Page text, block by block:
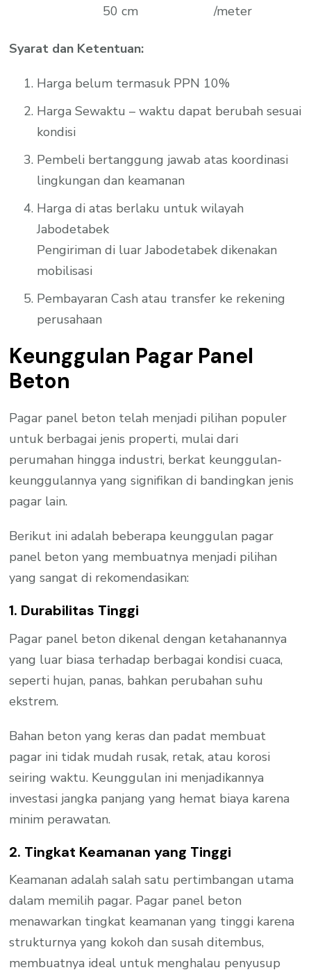
50 cm
/meter
Syarat dan Ketentuan:
Harga belum termasuk PPN 10%
Harga Sewaktu – waktu dapat berubah sesuai
kondisi
Pembeli bertanggung jawab atas koordinasi
lingkungan dan keamanan
Harga di atas berlaku untuk wilayah
Jabodetabek
Pengiriman di luar Jabodetabek dikenakan
mobilisasi
Pembayaran Cash atau transfer ke rekening
perusahaan
Keunggulan Pagar Panel
Beton
Pagar panel beton telah menjadi pilihan populer
untuk berbagai jenis properti, mulai dari
perumahan hingga industri, berkat keunggulan-
keunggulannya yang signifikan di bandingkan jenis
pagar lain.
Berikut ini adalah beberapa keunggulan pagar
panel beton yang membuatnya menjadi pilihan
yang sangat di rekomendasikan:
1. Durabilitas Tinggi
Pagar panel beton dikenal dengan ketahanannya
yang luar biasa terhadap berbagai kondisi cuaca,
seperti hujan, panas, bahkan perubahan suhu
ekstrem.
Bahan beton yang keras dan padat membuat
pagar ini tidak mudah rusak, retak, atau korosi
seiring waktu. Keunggulan ini menjadikannya
investasi jangka panjang yang hemat biaya karena
minim perawatan.
2. Tingkat Keamanan yang Tinggi
Keamanan adalah salah satu pertimbangan utama
dalam memilih pagar. Pagar panel beton
menawarkan tingkat keamanan yang tinggi karena
strukturnya yang kokoh dan susah ditembus,
membuatnya ideal untuk menghalau penyusup